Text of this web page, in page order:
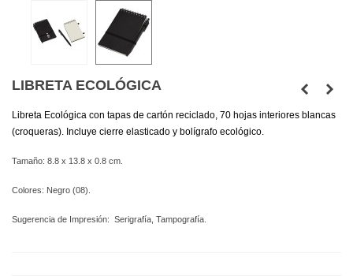
LIBRETA ECOLÓGICA
Libreta Ecológica con tapas de cartón reciclado, 70 hojas interiores blancas
(croqueras). Incluye cierre elasticado y bolígrafo ecológico.
Tamaño: 8.8 x 13.8 x 0.8 cm.
Colores: Negro (08).
Sugerencia de Impresión: Serigrafía, Tampografía.